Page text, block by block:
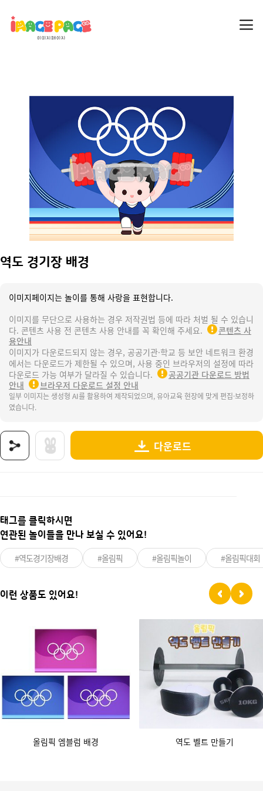
역도 경기장 배경
이미지페이지는 놀이를 통해 사랑을 표현합니다.
이미지를 무단으로 사용하는 경우 저작권법 등에 따라 처벌 될 수 있습니
다. 콘텐츠 사용 전 콘텐츠 사용 안내를 꼭 확인해 주세요.
콘텐츠 사
용안내
이미지가 다운로드되지 않는 경우, 공공기관·학교 등 보안 네트워크 환경
에서는 다운로드가 제한될 수 있으며, 사용 중인 브라우저의 설정에 따라
다운로드 가능 여부가 달라질 수 있습니다.
공공기관 다운로드 방법
안내
브라우저 다운로드 설정 안내
일부 이미지는 생성형 AI를 활용하여 제작되었으며, 유아교육 현장에 맞게 편집·보정하
였습니다.
다운로드
태그를 클릭하시면
연관된 놀이들을 만나 보실 수 있어요!
#역도경기장배경 #올림픽 #올림픽놀이 #올림픽대회
이런 상품도 있어요!
올림픽 엠블럼 배경 역도 벨트 만들기